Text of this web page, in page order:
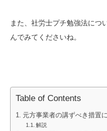
また、社労士プチ勉強法につ
んでみてくださいね。
Table of Contents
元方事業者の講ずべき措置
解説